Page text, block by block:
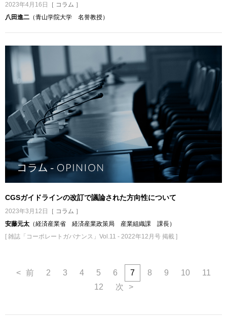
2023年4月16日
［ コラム ］
八田進二 （青山学院大学 名誉教授）
CGSガイドラインの改訂で議論された方向性について
2023年3月12日
［ コラム ］
安藤元太 （経済産業省 経済産業政策局 産業組織課 課長）
[ 雑誌「コーポレートガバナンス」Vol.11 - 2022年12月号 掲載 ]
< 前 2 3 4 5 6 7 8 9 10
11
12
次 >